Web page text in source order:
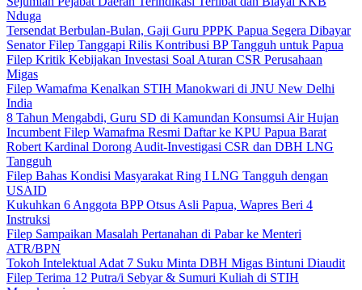
Nduga
Tersendat Berbulan-Bulan, Gaji Guru PPPK Papua Segera Dibayar
Senator Filep Tanggapi Rilis Kontribusi BP Tangguh untuk Papua
Filep Kritik Kebijakan Investasi Soal Aturan CSR Perusahaan
Migas
Filep Wamafma Kenalkan STIH Manokwari di JNU New Delhi
India
8 Tahun Mengabdi, Guru SD di Kamundan Konsumsi Air Hujan
Incumbent Filep Wamafma Resmi Daftar ke KPU Papua Barat
Robert Kardinal Dorong Audit-Investigasi CSR dan DBH LNG
Tangguh
Filep Bahas Kondisi Masyarakat Ring I LNG Tangguh dengan
USAID
Kukuhkan 6 Anggota BPP Otsus Asli Papua, Wapres Beri 4
Instruksi
Filep Sampaikan Masalah Pertanahan di Pabar ke Menteri
ATR/BPN
Tokoh Intelektual Adat 7 Suku Minta DBH Migas Bintuni Diaudit
Filep Terima 12 Putra/i Sebyar & Sumuri Kuliah di STIH